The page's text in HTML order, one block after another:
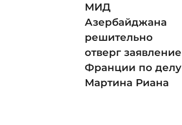
МИД
Азербайджана
решительно
отверг заявление
Франции по делу
Мартина Риана